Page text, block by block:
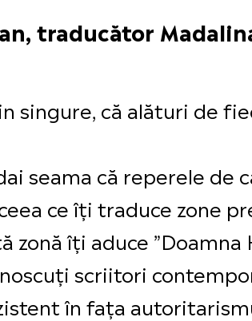
traducător
singure, că alături de
seama că reperele de
ce îți traduce zone
îți aduce ”Doamna
scriitori
în fața